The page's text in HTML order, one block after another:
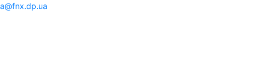
a@fnx.dp.ua